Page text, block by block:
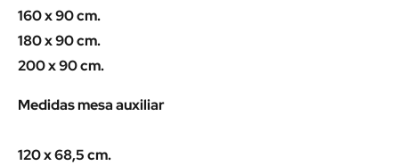
160 x 90 cm.
180 x 90 cm.
200 x 90 cm.
Medidas mesa auxiliar
120 x 68,5 cm.